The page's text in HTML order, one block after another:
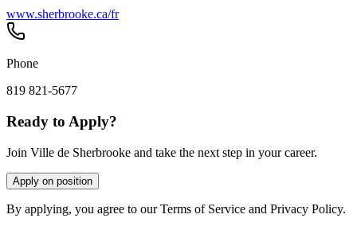
www.sherbrooke.ca/fr
Phone
819 821-5677
Ready to Apply?
Join Ville de Sherbrooke and take the next step in your career.
Apply on position
By applying, you agree to our Terms of Service and Privacy Policy.